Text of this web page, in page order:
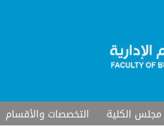
مجلس الكلية التخصصات والأقسام